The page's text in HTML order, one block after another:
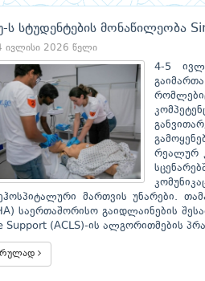
ს სტუდენტების მონაწილეობა
ივლისი 2026 წელი
4-5
რეალურ
მართვის უნარები.
საერთაშორისო გაიდლაინების
Support (ACLS)-ის ალგორითმების